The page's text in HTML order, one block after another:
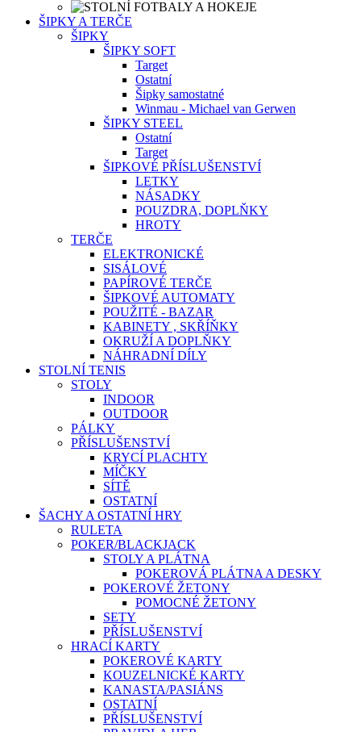
ŠIPKY A TERČE
ŠIPKY
ŠIPKY SOFT
Target
Ostatní
Šipky samostatné
Winmau - Michael van Gerwen
ŠIPKY STEEL
Ostatní
Target
ŠIPKOVÉ PŘÍSLUŠENSTVÍ
LETKY
NÁSADKY
POUZDRA, DOPLŇKY
HROTY
TERČE
ELEKTRONICKÉ
SISÁLOVÉ
PAPÍROVÉ TERČE
ŠIPKOVÉ AUTOMATY
POUŽITÉ - BAZAR
KABINETY , SKŘÍŇKY
OKRUŽÍ A DOPLŇKY
NÁHRADNÍ DÍLY
STOLNÍ TENIS
STOLY
INDOOR
OUTDOOR
PÁLKY
PŘÍSLUŠENSTVÍ
KRYCÍ PLACHTY
MÍČKY
SÍTĚ
OSTATNÍ
ŠACHY A OSTATNÍ HRY
RULETA
POKER/BLACKJACK
STOLY A PLÁTNA
POKEROVÁ PLÁTNA A DESKY
POKEROVÉ ŽETONY
POMOCNÉ ŽETONY
SETY
PŘÍSLUŠENSTVÍ
HRACÍ KARTY
POKEROVÉ KARTY
KOUZELNICKÉ KARTY
KANASTA/PASIÁNS
OSTATNÍ
PŘÍSLUŠENSTVÍ